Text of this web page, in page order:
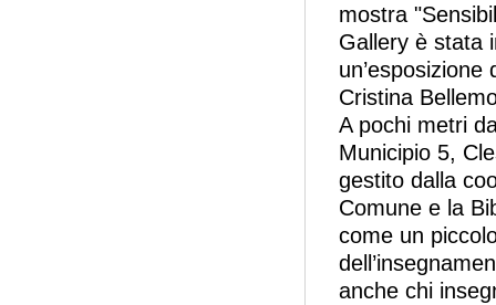
mostra
Gallery è stata
Cristina
A pochi metri
Municipio 5,
gestito dalla
Comune e la
come un
anche chi